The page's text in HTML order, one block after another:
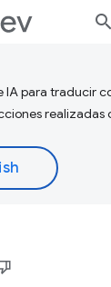
para traducir
realizadas